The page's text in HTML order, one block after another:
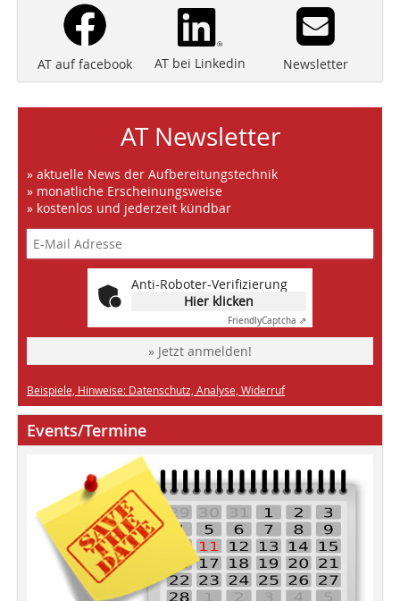
AT auf facebook AT bei Linkedin Newsletter
AT Newsletter
» aktuelle News der Aufbereitungstechnik
» monatliche Erscheinungsweise
» kostenlos und jederzeit kündbar
Anti-Roboter-Verifizierung
Hier klicken
FriendlyCaptcha ⇗
» Jetzt anmelden!
Beispiele, Hinweise: Datenschutz, Analyse, Widerruf
Events/Termine